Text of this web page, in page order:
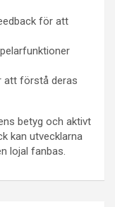
för att
att förstå deras
betyg och aktivt
kan utvecklarna
lojal fanbas.